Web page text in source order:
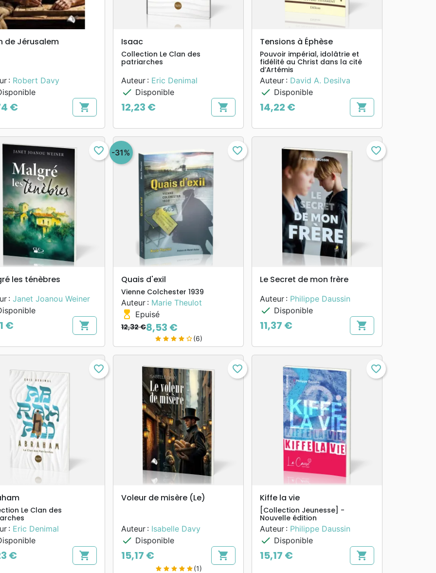
search APERÇU RAPIDE
de Jérusalem
: Robert Davy
€ shopping_cart
search
Isaac
Collection Le Clan des
patriarches
Auteur : Eric Denimal
check Disponible
Prix
12,23 € shopping_cart
search APERÇU RAPIDE
Tensions à Éphèse
Pouvoir impérial, idolâtrie et
fidélité au Christ dans la cité
d’Artémis
Auteur : David A. Desilva
check Disponible
Prix
14,22 € shopping_cart
search APERÇU RAPIDE
favorite_border
les ténèbres
: Janet Joanou Weiner
€ shopping_cart
searchAPERÇU RAPIDE
-31% favorite_border
Quais d'exil
Vienne Colchester 1939
Auteur : Marie Theulot
hourglass_top Epuisé
Prix de base
12,32 €
Prix 8,53 €
star star star star star_border(6)
search APERÇU RAPIDE
favorite_border
Le Secret de mon frère
Auteur : Philippe Daussin
check Disponible
Prix
11,37 € shopping_cart
search
favorite_border
Le Clan des
: Eric Denimal
€ shopping_cart
searchAPERÇU RAPIDE
favorite_border
Voleur de misère (Le)
Auteur : Isabelle Davy
check Disponible
Prix
15,17 € shopping_cart
star star star star star(1)
search APERÇU RAPIDE
favorite_border
Kiffe la vie
[Collection Jeunesse] -
Nouvelle édition
Auteur : Philippe Daussin
check Disponible
Prix
15,17 € shopping_cart